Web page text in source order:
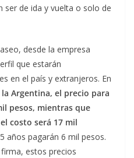
ser de ida y vuelta o solo de
desde la empresa
que estarán
en el país y extranjeros. En
Argentina, el precio para
pesos, mientras que
costo será 17 mil
años pagarán 6 mil pesos.
estos precios